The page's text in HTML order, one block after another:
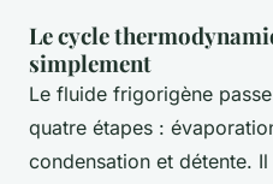
Le cycle
simplement
Le fluide frigorigène
quatre étapes :
condensation et détente.